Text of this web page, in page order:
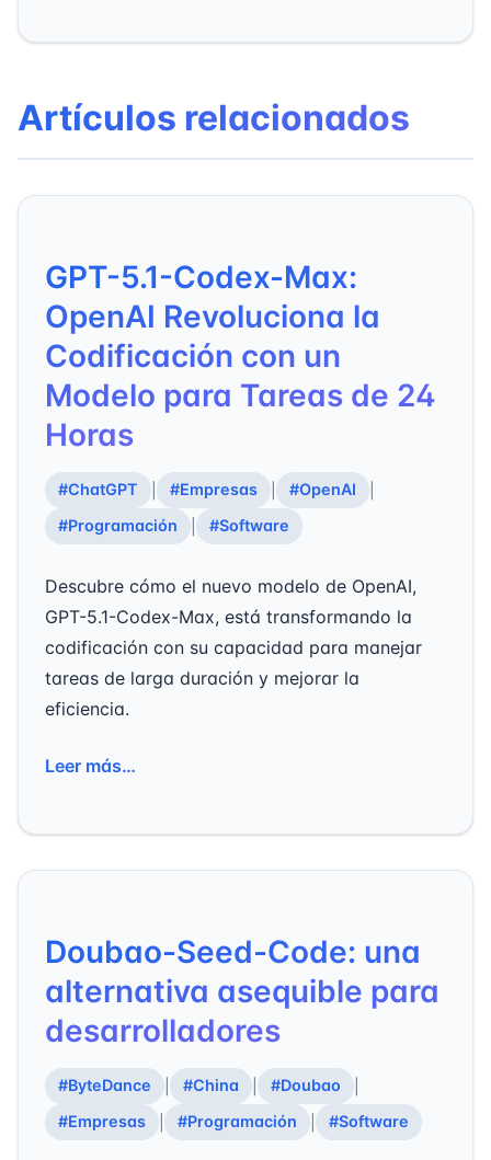
Artículos relacionados
GPT-5.1-Codex-Max:
OpenAI Revoluciona la
Codificación con un
Modelo para Tareas de 24
Horas
#ChatGPT #Empresas #OpenAI
#Programación
#Software
Descubre cómo el nuevo modelo de OpenAI,
GPT-5.1-Codex-Max, está transformando la
codificación con su capacidad para manejar
tareas de larga duración y mejorar la
eficiencia.
Leer más…
Doubao-Seed-Code: una
alternativa asequible para
desarrolladores
#ByteDance #China #Doubao
#Empresas
#Programación #Software